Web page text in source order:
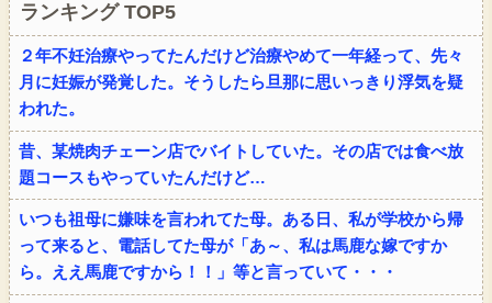
ランキング TOP5
２年不妊治療やってたんだけど治療やめて一年経って、先々
月に妊娠が発覚した。そうしたら旦那に思いっきり浮気を疑
われた。
昔、某焼肉チェーン店でバイトしていた。その店では食べ放
題コースもやっていたんだけど…
いつも祖母に嫌味を言われてた母。ある日、私が学校から帰
って来ると、電話してた母が「あ～、私は馬鹿な嫁ですか
ら。ええ馬鹿ですから！！」等と言っていて・・・